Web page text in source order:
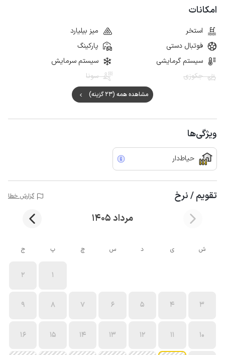
امکانات
استخر
میز بیلیارد
فوتبال دستی
پارکینگ
سیستم گرمایشی
سیستم سرمایش
جکوزی
سونا
مشاهده همه (23 گزینه)
ویژگی‌ها
حیاط‌دار
تقویم / نرخ گزارش خطا
مرداد 1405
ش ی د س چ پ ج
1
2
3
4
5
6
7
8
9
10
11
12
13
14
15
16